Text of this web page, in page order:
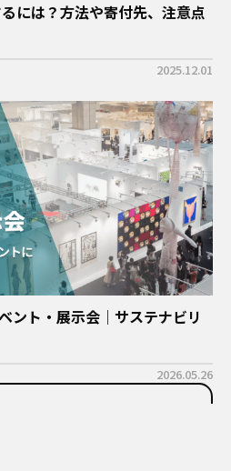
には？方法や寄付先、注意点
2025.12.01
ント・展示会｜サステナビリ
2026.05.26